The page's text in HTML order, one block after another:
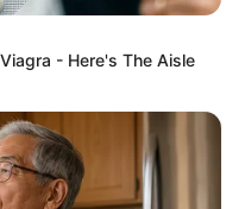
- Here's The Aisle